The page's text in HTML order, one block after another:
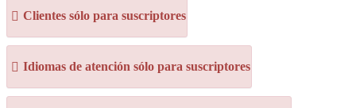
Clientes sólo para suscriptores
Idiomas de atención sólo para suscriptores